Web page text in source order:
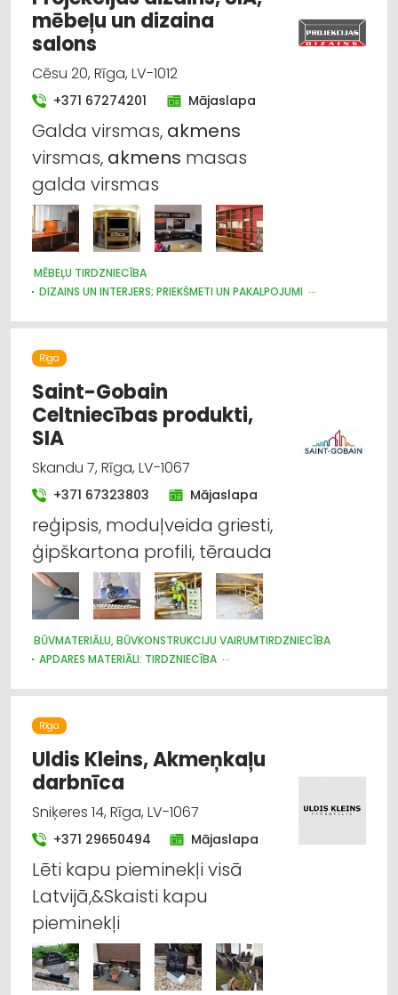
mēbeļu un dizaina
salons
Cēsu 20, Rīga, LV-1012
+371 67274201 Mājaslapa
Galda virsmas, akmens
virsmas, akmens masas
galda virsmas
MĒBEĻU TIRDZNIECĪBA
DIZAINS UN INTERJERS; PRIEKŠMETI UN PAKALPOJUMI
Rīga
Saint-Gobain
Celtniecības produkti,
SIA
Skandu 7, Rīga, LV-1067
+371 67323803 Mājaslapa
reģipsis, moduļveida griesti,
ģipškartona profili, tērauda
BŪVMATERIĀLU, BŪVKONSTRUKCIJU VAIRUMTIRDZNIECĪBA
APDARES MATERIĀLI: TIRDZNIECĪBA
SILTUMIZOLĀCIJAS DARBI
BŪVMATERIĀLU, BŪVKONSTRUKCIJU TIRDZNIECĪBA
BŪVMATERIĀLU, BŪVKONSTRUKCIJU RAŽOŠANA
CELTNIECĪBAS UN REMONTA DARBI
Rīga
Uldis Kleins, Akmeņkaļu
darbnīca
Sniķeres 14, Rīga, LV-1067
+371 29650494 Mājaslapa
Lēti kapu pieminekļi visā
Latvijā,&Skaisti kapu
pieminekļi